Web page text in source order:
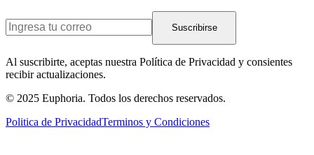
Suscribirse
Al suscribirte, aceptas nuestra Política de Privacidad y consientes
recibir actualizaciones.
© 2025 Euphoria. Todos los derechos reservados.
Politica de PrivacidadTerminos y Condiciones